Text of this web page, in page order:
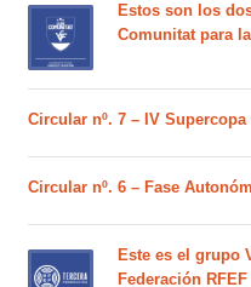
Estos son los
Comunitat para
Circular nº. 7 – IV
Circular nº. 6 – Fase
Este es el grupo
Federación